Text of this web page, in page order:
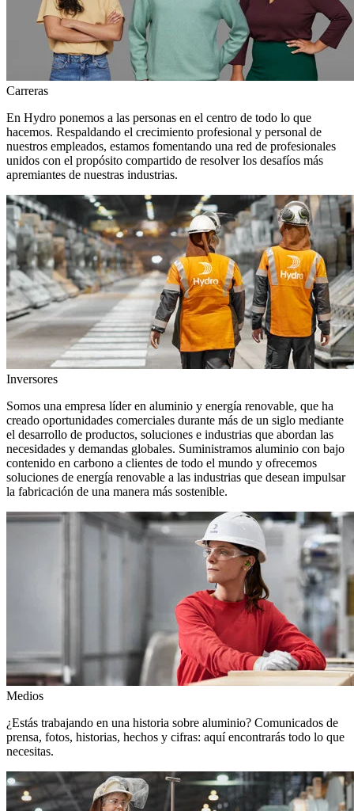
Carreras
En Hydro ponemos a las personas en el centro de todo lo que
hacemos. Respaldando el crecimiento profesional y personal de
nuestros empleados, estamos fomentando una red de profesionales
unidos con el propósito compartido de resolver los desafíos más
apremiantes de nuestras industrias.
Inversores
Somos una empresa líder en aluminio y energía renovable, que ha
creado oportunidades comerciales durante más de un siglo mediante
el desarrollo de productos, soluciones e industrias que abordan las
necesidades y demandas globales. Suministramos aluminio con bajo
contenido en carbono a clientes de todo el mundo y ofrecemos
soluciones de energía renovable a las industrias que desean impulsar
la fabricación de una manera más sostenible.
Medios
¿Estás trabajando en una historia sobre aluminio? Comunicados de
prensa, fotos, historias, hechos y cifras: aquí encontrarás todo lo que
necesitas.